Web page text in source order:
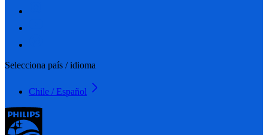
Selecciona país / idioma
Chile / Español